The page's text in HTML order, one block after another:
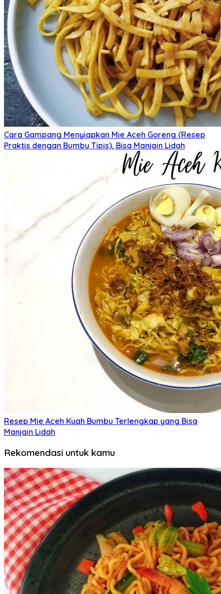
Cara Gampang Menyiapkan Mie Aceh Goreng (Resep
Praktis dengan Bumbu Tipis), Bisa Manjain Lidah
Resep Mie Aceh Kuah Bumbu Terlengkap yang Bisa
Manjain Lidah
Rekomendasi untuk kamu